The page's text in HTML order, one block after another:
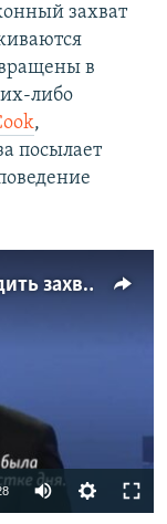
захват
в
либо
,
посылает
НАТО призвали Россию освободить захваченных украинских моряков (видео)